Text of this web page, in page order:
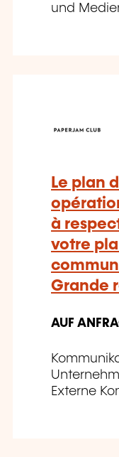
und
Le plan
à
votre
Grande
AUF
Externe